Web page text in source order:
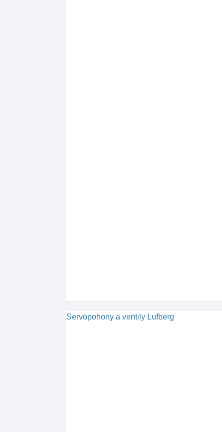
Servopohony a ventily Lufberg